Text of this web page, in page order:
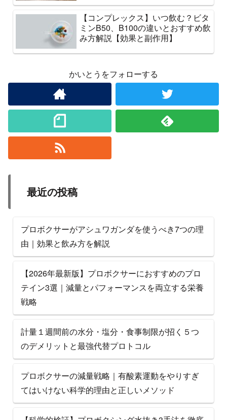
【コンプレックス】いつ飲む？ビタ
ミンB50、B100の違いとおすすめ飲
み方解説【効果と副作用】
かいとうをフォローする
最近の投稿
プロボクサーがアシュワガンダを使うべき7つの理
由｜効果と飲み方を解説
【2026年最新版】プロボクサーにおすすめのプロ
テイン3選｜減量とパフォーマンスを両立する栄養
戦略
計量１週間前の水分・塩分・食事制限が招く５つ
のデメリットと最強代替プロトコル
プロボクサーの減量戦略｜有酸素運動をやりすぎ
てはいけない科学的理由と正しいメソッド